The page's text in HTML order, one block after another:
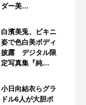
ダー美…
白濱美兎、ビキニ
姿で色白美ボディ
披露 デジタル限
定写真集『純…
小日向結衣らグラ
ドル6人が大胆ポ